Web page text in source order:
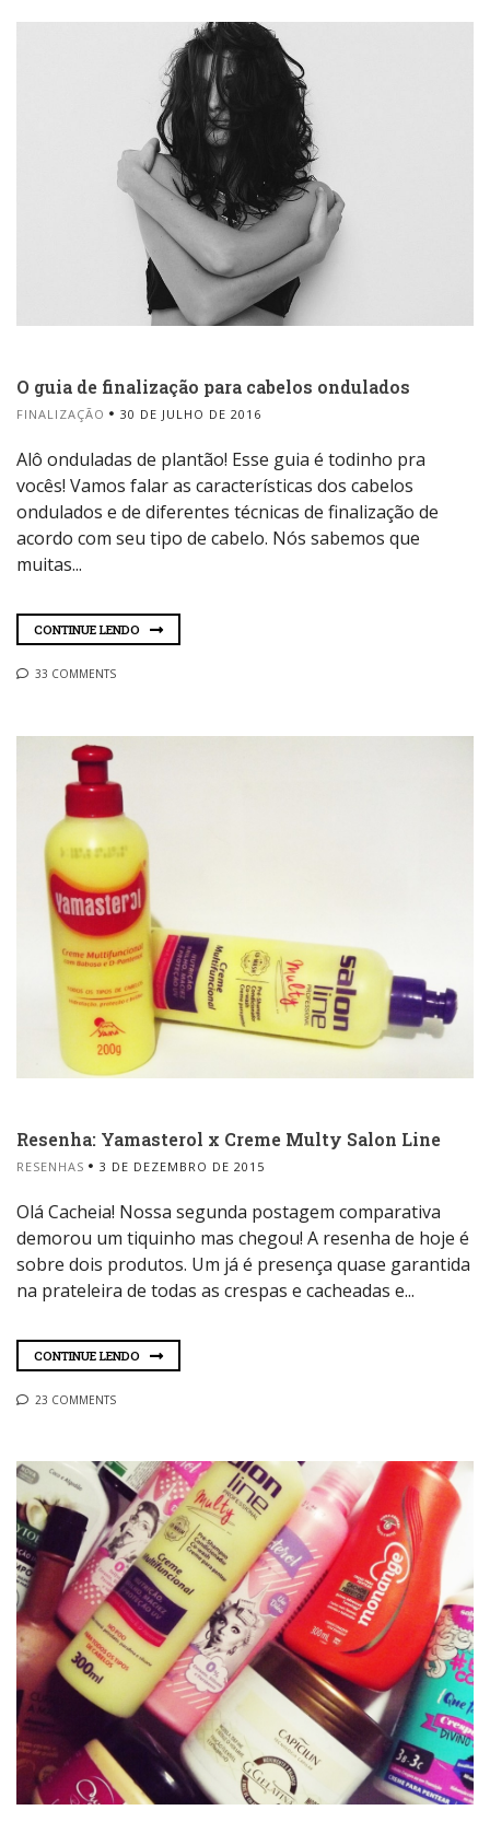
O guia de finalização para cabelos ondulados
FINALIZAÇÃO 30 DE JULHO DE 2016
Alô onduladas de plantão! Esse guia é todinho pra
vocês! Vamos falar as características dos cabelos
ondulados e de diferentes técnicas de finalização de
acordo com seu tipo de cabelo. Nós sabemos que
muitas...
CONTINUE LENDO
33 COMMENTS
Resenha: Yamasterol x Creme Multy Salon Line
RESENHAS 3 DE DEZEMBRO DE 2015
Olá Cacheia! Nossa segunda postagem comparativa
demorou um tiquinho mas chegou! A resenha de hoje é
sobre dois produtos. Um já é presença quase garantida
na prateleira de todas as crespas e cacheadas e...
CONTINUE LENDO
23 COMMENTS